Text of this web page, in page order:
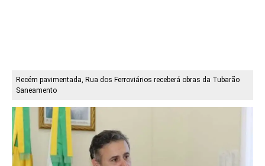
Recém pavimentada, Rua dos Ferroviários receberá obras da Tubarão
Saneamento